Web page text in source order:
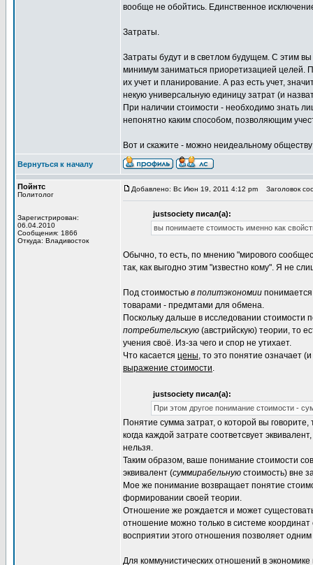
вообще не обойтись. Единственное
Затраты.
Затраты будут и в светлом будущем. С этим
минимум заниматься приоретизацией целей.
их учет и планирование. А раз есть учет,
некую универсальную единицу затрат (и
При наличии стоимости - необходимо знать
непонятно каким способом, позволяющим
Вот и скажите - можно неидеальному
Вернуться к началу
Пойнтс
Политолог
Зарегистрирован:
06.04.2010
Сообщения: 1866
Откуда: Владивосток
Добавлено: Вс Июн 19, 2011 4:12 pm Заголовок
justsociety писал(а):
вы понимаете стоимость именно как
Обычно, то есть, по мнению "мирового
так, как выгодно этим "известно кому". Я не
Под стоимостью в политэкономии
товарами - предмтами для обмена.
Поскольку дальше в исследовании
потребительскую (австрийскую) теории, то
учения своё. Из-за чего и спор не утихает.
Что касается цены, то это понятие означает
выражение стоимости.
justsociety писал(а):
При этом другое понимание стоимости -
Понятие сумма затрат, о которой вы
когда каждой затрате соответсвует
нельзя.
Таким образом, ваше понимание стоимости
эквивалент (суммирабельную стоимость) вне
Мое же понимание возвращает понятие
формировании своей теории.
Отношение же рождается и может
отношение можно только в системе координат
восприятии этого отношения позволяет
Для коммунистических отношений в